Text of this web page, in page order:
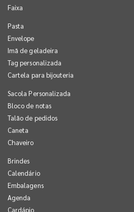
Faixa
Pasta
Envelope
Imã de geladeira
Tag personalizada
Cartela para bijouteria
Sacola Personalizada
Bloco de notas
Talão de pedidos
Caneta
Chaveiro
Brindes
Calendário
Embalagens
Agenda
Cardápio